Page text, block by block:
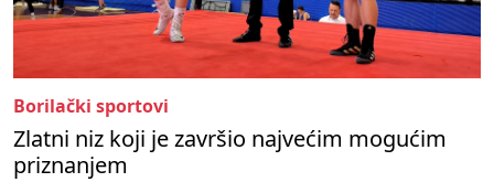
Borilački sportovi
Zlatni niz koji je završio najvećim mogućim
priznanjem